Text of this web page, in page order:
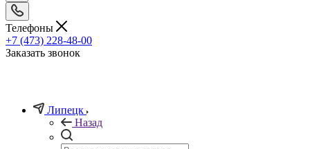
Телефоны
+7 (473) 228-48-00
Заказать звонок
Липецк
Назад